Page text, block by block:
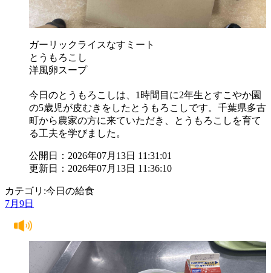
ガーリックライスなすミート
とうもろこし
洋風卵スープ
今日のとうもろこしは、1時間目に2年生とすこやか園
の5歳児が皮むきをしたとうもろこしです。千葉県多古
町から農家の方に来ていただき、とうもろこしを育て
る工夫を学びました。
公開日：2026年07月13日 11:31:01
更新日：2026年07月13日 11:36:10
カテゴリ:今日の給食
7月9日